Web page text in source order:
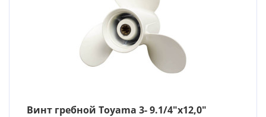
Винт гребной Toyama 3- 9.1/4″х12,0″